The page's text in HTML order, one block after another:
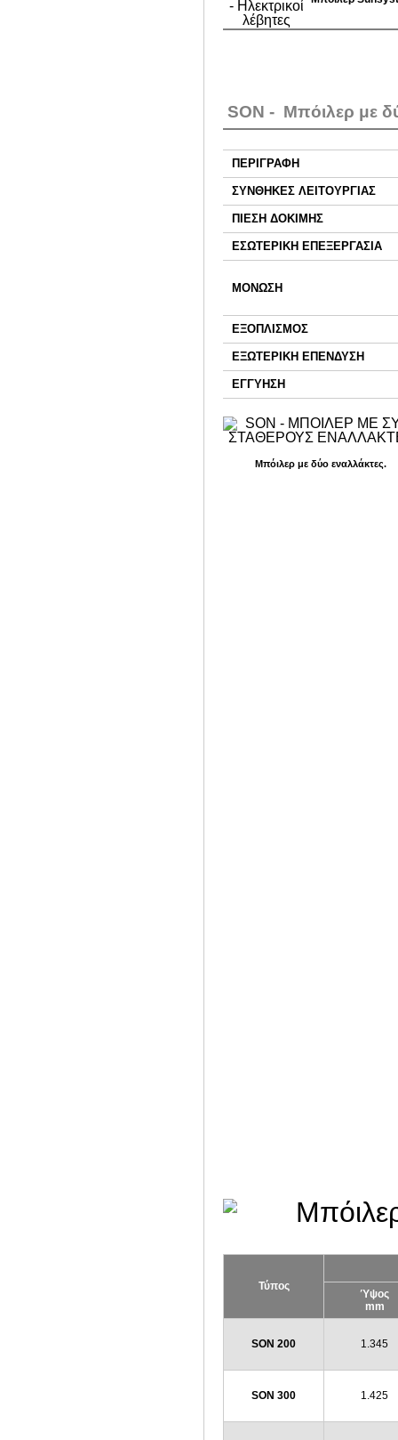
SΟΝ - Μπόιλερ με
ΠΕΡΙΓΡΑΦΗ
ΣΥΝΘΗΚΕΣ ΛΕΙΤΟΥΡΓΙΑΣ
ΠΙΕΣΗ ΔΟΚΙΜΗΣ
ΕΣΩΤΕΡΙΚΗ ΕΠΕΞΕΡΓΑΣΙΑ
ΜΟΝΩΣΗ
ΕΞΟΠΛΙΣΜΟΣ
ΕΞΩΤΕΡΙΚΗ ΕΠΕΝΔΥΣΗ
ΕΓΓΥΗΣΗ
Μπόιλερ με δύο εναλλάκτες.
Τύπος
Ύψος
mm
SΟN 200 1.345
SΟN 300 1.425